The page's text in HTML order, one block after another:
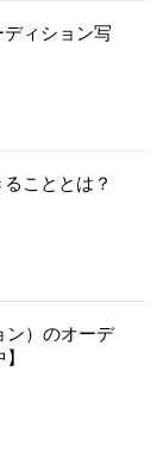
ィション写
こととは？
ン）のオーデ